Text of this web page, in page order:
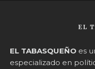
EL
EL TABASQUEÑO es
especializado en